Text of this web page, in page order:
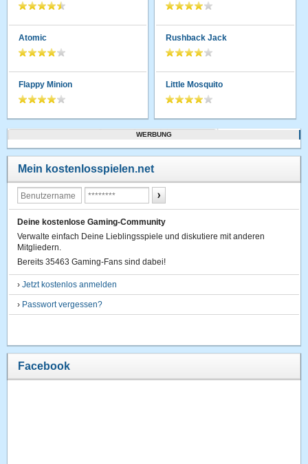
Atomic
Flappy Minion
Rushback Jack
Little Mosquito
WERBUNG
Mein kostenlosspielen.net
Deine kostenlose Gaming-Community
Verwalte einfach Deine Lieblingsspiele und diskutiere mit anderen
Mitgliedern.
Bereits 35463 Gaming-Fans sind dabei!
›Jetzt kostenlos anmelden
› Passwort vergessen?
Facebook